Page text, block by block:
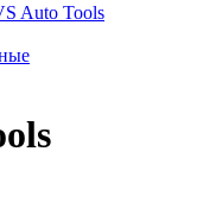
Auto Tools